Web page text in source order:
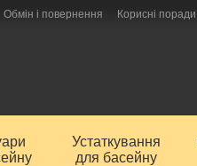
Обмін і повернення Корисні поради
Устаткування
для басейну